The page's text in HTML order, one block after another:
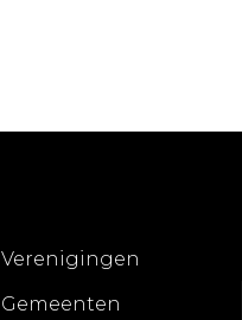
Verenigingen
Gemeenten